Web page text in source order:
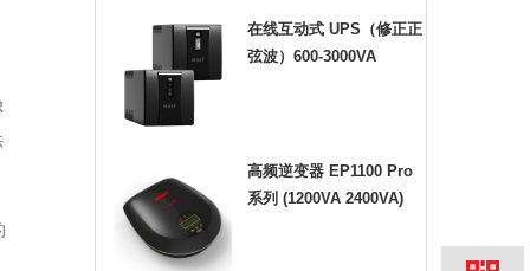
在线互动式 UPS（修正正
弦波）600-3000VA
高频逆变器 EP1100 Pro
系列 (1200VA 2400VA)